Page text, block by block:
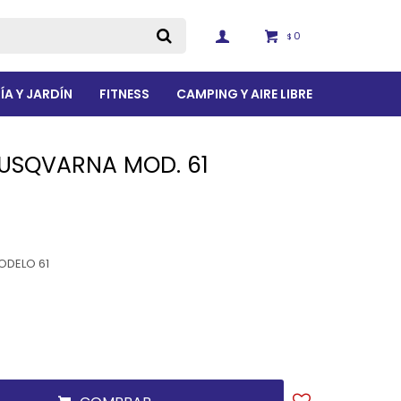
Y JARDÍN FITNESS CAMPING Y AIRE LIBRE
$ 0
MOD. 61
61